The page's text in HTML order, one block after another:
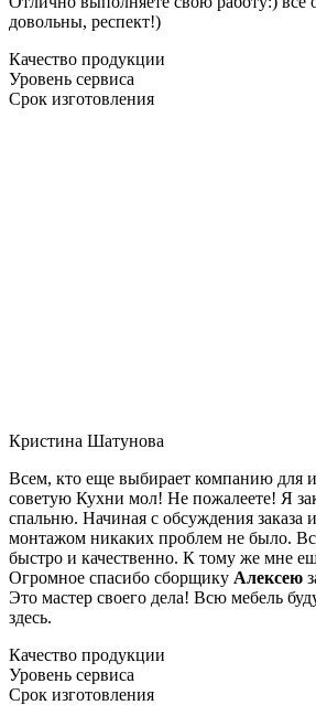
довольны, респект!)
Качество продукции
Уровень сервиса
Срок изготовления
Кристина Шатунова
Всем, кто еще выбирает компанию для
советую Кухни мол! Не пожалеете! Я
спальню. Начиная с обсуждения заказа
монтажом никаких проблем не было.
быстро и качественно. К тому же мне
Огромное спасибо сборщику Алексею
Это мастер своего дела! Всю мебель
здесь.
Качество продукции
Уровень сервиса
Срок изготовления